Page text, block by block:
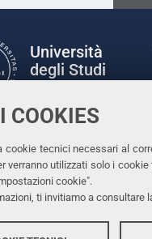
COOKIES
cookie tecnici necessari al
verranno utilizzati solo i
cookie".
ti invitiamo a consultare
Università
degli Studi
LinkedinInstagram
Youtube